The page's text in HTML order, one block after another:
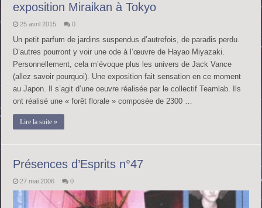
exposition Miraikan à Tokyo
25 avril 2015 0
Un petit parfum de jardins suspendus d’autrefois, de paradis perdu.
D’autres pourront y voir une ode à l’œuvre de Hayao Miyazaki.
Personnellement, cela m’évoque plus les univers de Jack Vance
(allez savoir pourquoi). Une exposition fait sensation en ce moment
au Japon. Il s’agit d’une oeuvre réalisée par le collectif Teamlab. Ils
ont réalisé une « forêt florale » composée de 2300 …
Lire la suite »
Présences d’Esprits n°47
27 mai 2006 0